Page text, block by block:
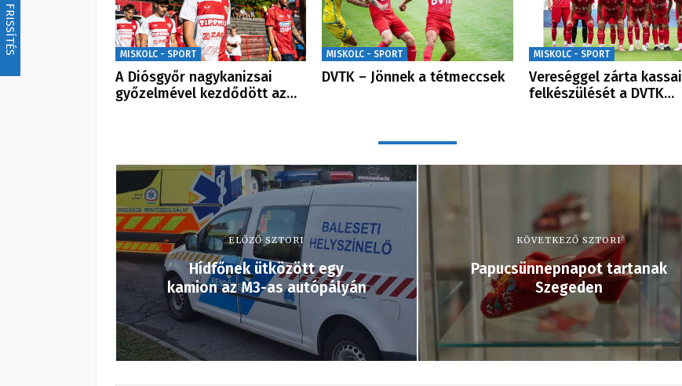
FRISSÍTÉS MISKOLC - SPORT
A Diósgyőr nagykanizsai
győzelmével kezdődött az…
MISKOLC - SPORT
DVTK – Jönnek a tétmeccsek
MISKOLC - SPORT
Vereséggel zárta kassai
felkészülését a DVTK…
ELŐZŐ SZTORI
Hídfőnek ütközött egy
kamion az M3-as autópályán
KÖVETKEZŐ SZTORI
Papucsünnepnapot tartanak
Szegeden